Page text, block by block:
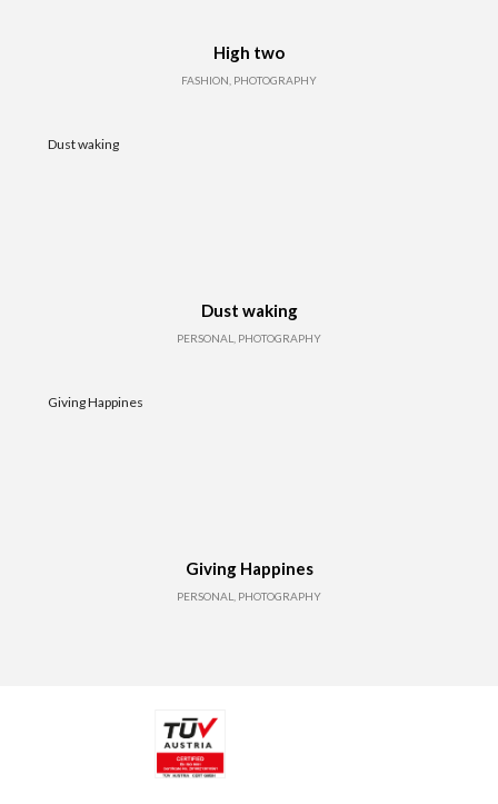
High two
FASHION, PHOTOGRAPHY
Dust waking
Dust waking
PERSONAL, PHOTOGRAPHY
Giving Happines
Giving Happines
PERSONAL, PHOTOGRAPHY